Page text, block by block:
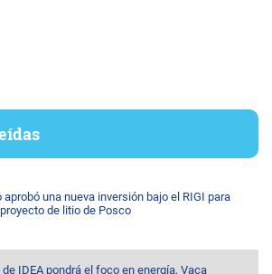
aprobó una nueva inversión bajo el RIGI para
de litio de Posco
de IDEA pondrá el foco en energía, Vaca